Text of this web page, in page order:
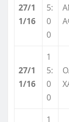
27/1
1/16
5:
0
0
27/1
1/16
1
5:
0
0
1